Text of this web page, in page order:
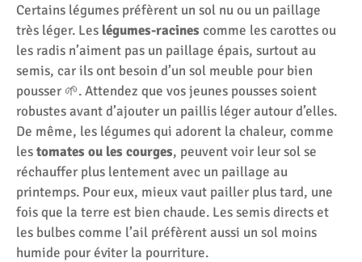
Certains légumes préfèrent un sol nu ou un paillage
très léger. Les légumes-racines comme les carottes ou
les radis n’aiment pas un paillage épais, surtout au
semis, car ils ont besoin d’un sol meuble pour bien
pousser 🌱. Attendez que vos jeunes pousses soient
robustes avant d’ajouter un paillis léger autour d’elles.
De même, les légumes qui adorent la chaleur, comme
lestomates ou les courges, peuvent voir leur sol se
réchauffer plus lentement avec un paillage au
printemps. Pour eux, mieux vaut pailler plus tard, une
fois que la terre est bien chaude. Les semis directs et
les bulbes comme l’ail préfèrent aussi un sol moins
humide pour éviter la pourriture.